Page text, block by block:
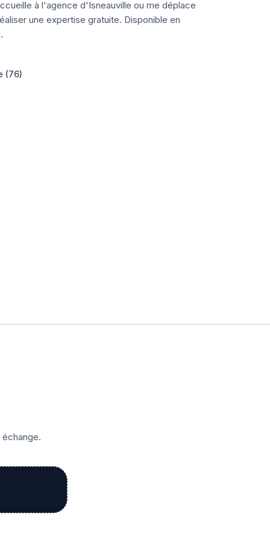
à l'agence d'Isneauville ou me déplace
une expertise gratuite. Disponible en
(76)